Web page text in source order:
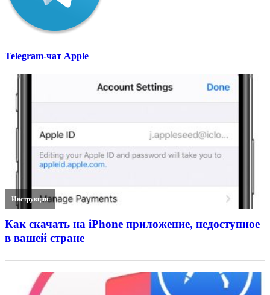
Telegram-чат Apple
Инструкции
Как скачать на iPhone приложение, недоступное
в вашей стране